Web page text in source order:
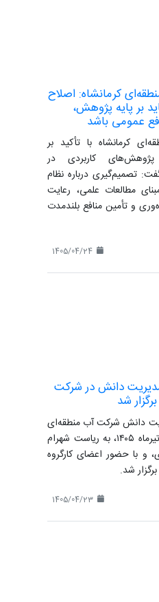
کرمانشاه: اصلاح
بر پایه پژوهش،
عمومی باشد
کرمانشاه با تأکید بر
کاربردی در
تصمیم‌گیری درباره نظام
مطالعات علمی، رعایت
و تأمین منافع بلندمدت
دانش در شرکت
شد
دانش شرکت آب منطقه‌ای
کرمانشاه، روز سه‌شنبه ۲۳ تیرماه ۱۴۰۵، به ریاست شهرام
و با حضور اعضای کارگروه
شد.